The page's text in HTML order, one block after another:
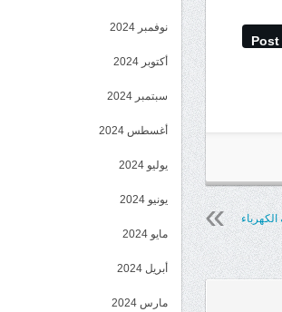
Post
نوفمبر 2024
أكتوبر 2024
سبتمبر 2024
أغسطس 2024
يوليو 2024
يونيو 2024
مايو 2024
أبريل 2024
مارس 2024